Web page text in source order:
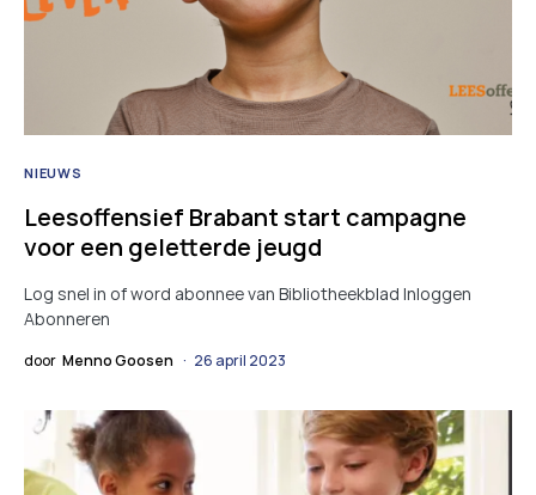
NIEUWS
Leesoffensief Brabant start campagne
voor een geletterde jeugd
Log snel in of word abonnee van Bibliotheekblad Inloggen
Abonneren
door Menno Goosen 26 april 2023